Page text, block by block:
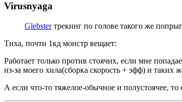
Virusnyaga
Glebsterтрекинг по голове такого же
Тиха, почти 1кд монстр вещает:
Работает только против стоячих, если мне
из-за моего хила(сборка скорость + эфф) и таких
А если что-то тяжелое-обычное и полустоячее,